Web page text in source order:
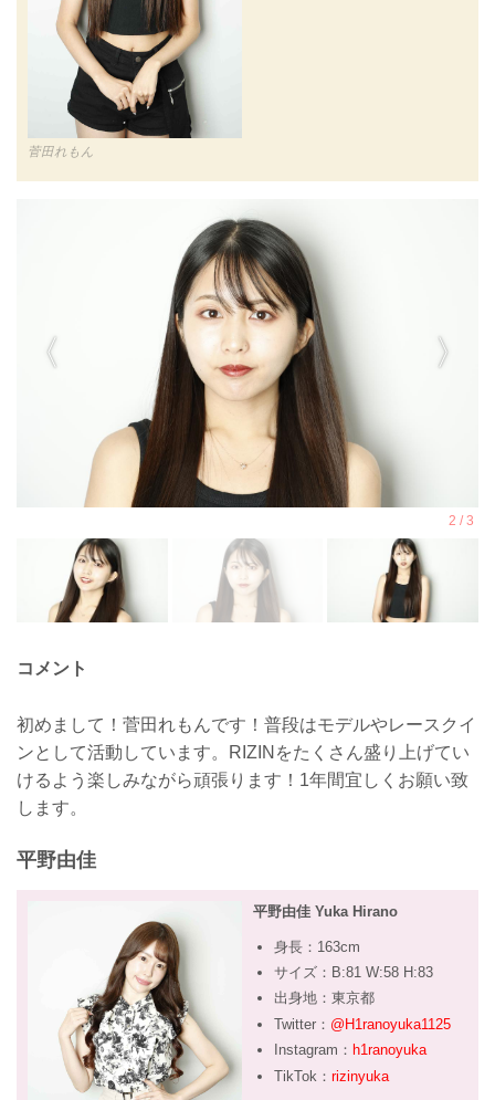
菅田れもん
コメント
初めまして！菅田れもんです！普段はモデルやレースクイ
ンとして活動しています。RIZINをたくさん盛り上げてい
けるよう楽しみながら頑張ります！1年間宜しくお願い致
します。
平野由佳
平野由佳 Yuka Hirano
身長：163cm
サイズ：B:81 W:58 H:83
出身地：東京都
Twitter： @H1ranoyuka1125
Instagram： h1ranoyuka
TikTok： rizinyuka